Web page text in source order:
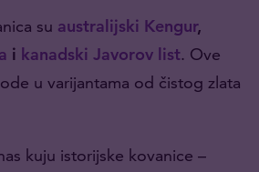
su australijski Kengur,
i kanadski Javorov list. Ove
u varijantama od čistog zlata
kuju istorijske kovanice –